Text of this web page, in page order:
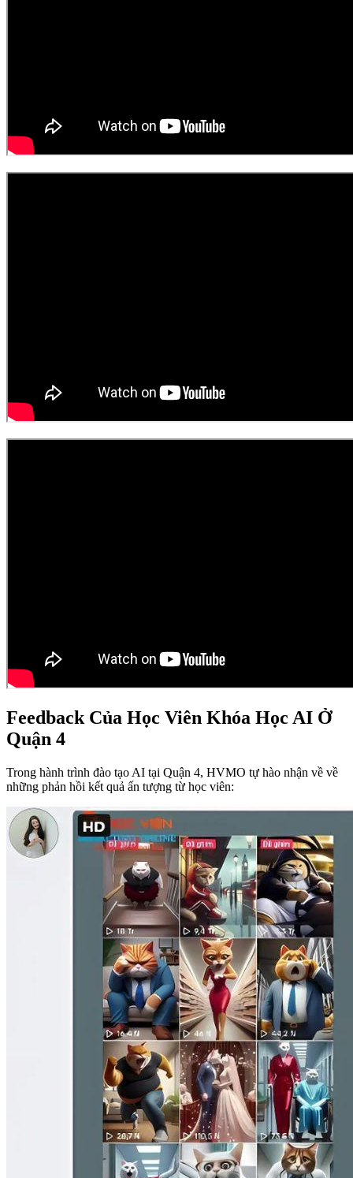
Feedback Của Học Viên Khóa Học AI Ở
Quận 4
Trong hành trình đào tạo AI tại Quận 4, HVMO tự hào nhận về về
những phản hồi kết quả ấn tượng từ học viên: